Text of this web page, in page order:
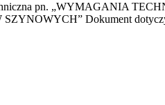
pn. „WYMAGANIA
Dokument